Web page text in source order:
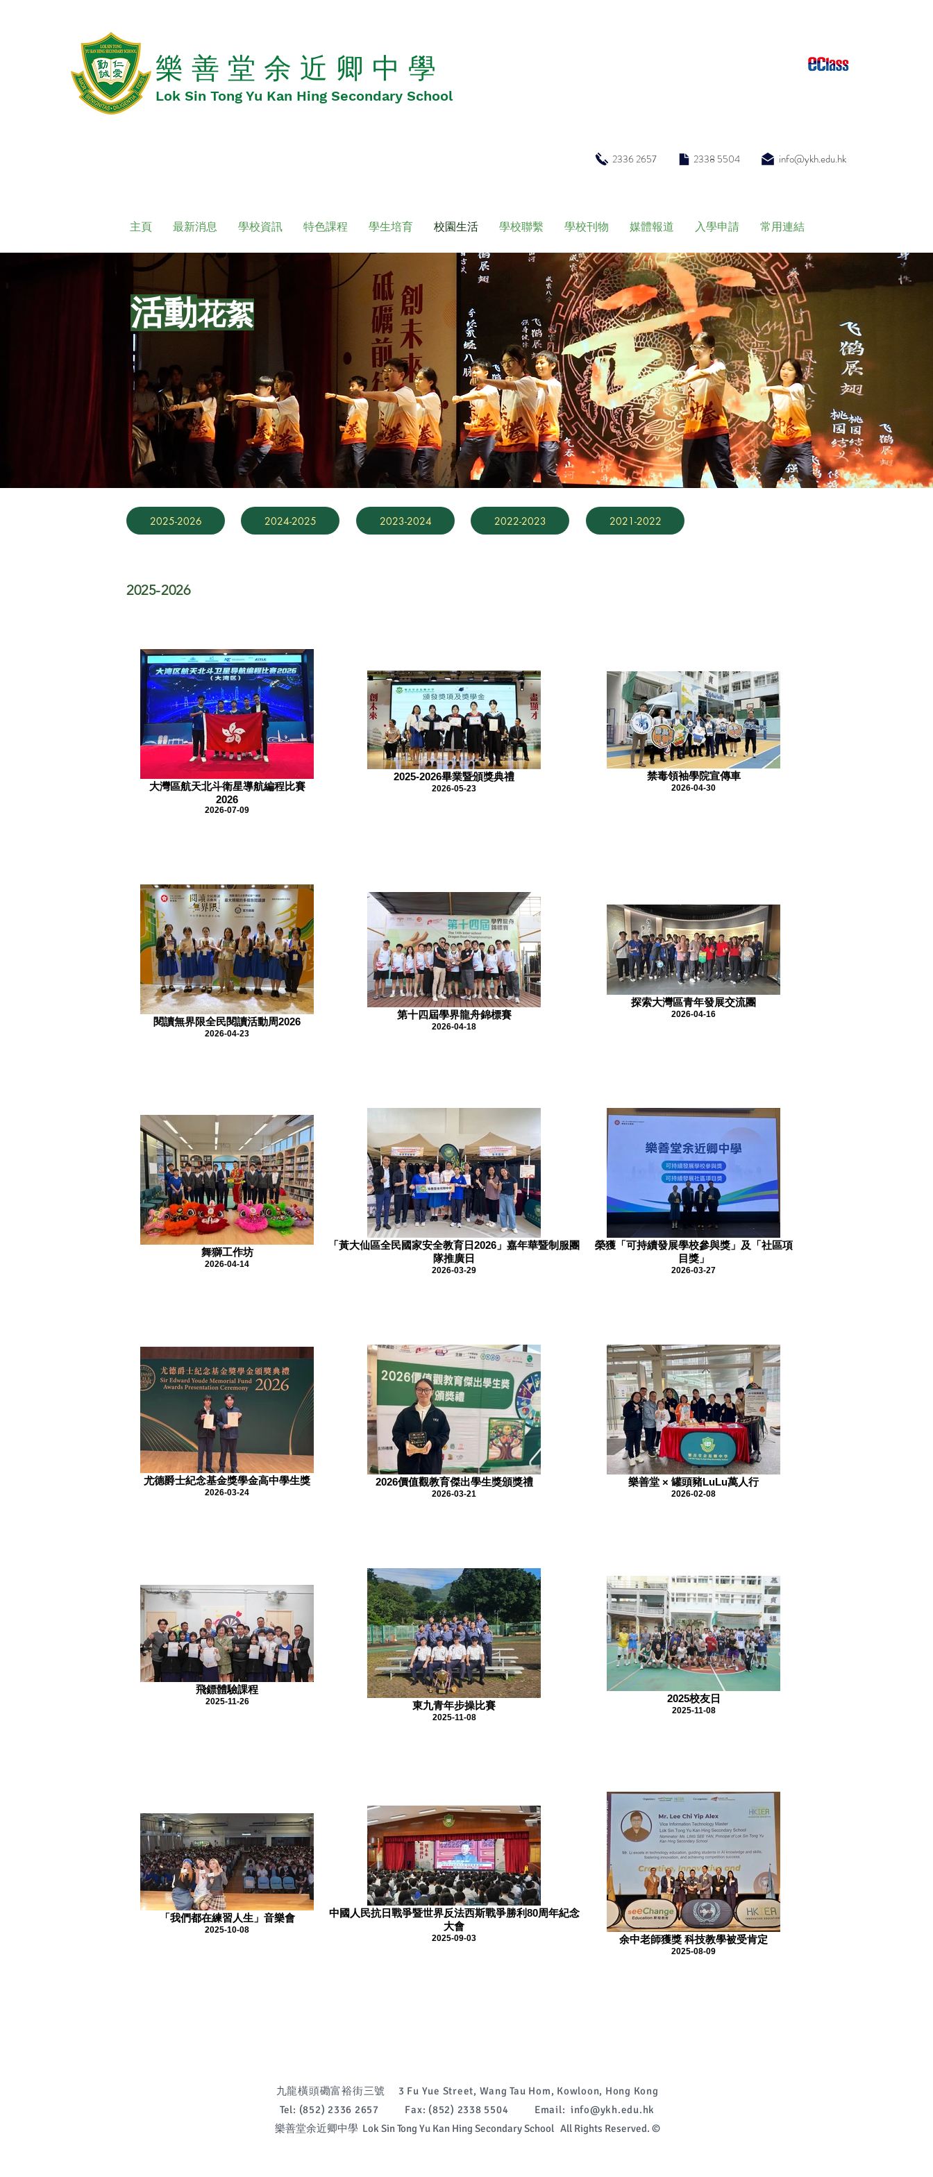
​​樂 善 堂 余 近 卿 中 學
​​Lok Sin Tong Yu Kan Hing Secondary School
2336 2657 2338 5504 info@ykh.edu.hk
主頁 最新消息 學校資訊 特色課程 學生培育 校園生活 學校聯繫 學校刊物 媒體報道 入學申請 常用連結
活動花絮
2025-2026 2024-2025 2023-2024 2022-2023 2021-2022
2025-2026
大灣區航天北斗衛星導航編程比賽
2026
2026-07-09
2025-2026畢業暨頒獎典禮
2026-05-23
禁毒領袖學院宣傳車
2026-04-30
閱讀無界限全民閱讀活動周2026
2026-04-23
第十四屆學界龍舟錦標賽
2026-04-18
探索大灣區青年發展交流團
2026-04-16
舞獅工作坊
2026-04-14
「黃大仙區全民國家安全教育日2026」嘉年華暨制服團
隊推廣日
2026-03-29
榮獲「可持續發展學校參與獎」及「社區項
目獎」
2026-03-27
尤德爵士紀念基金獎學金高中學生獎
2026-03-24
2026價值觀教育傑出學生獎頒獎禮
2026-03-21
樂善堂 × 罐頭豬LuLu萬人行
2026-02-08
飛鏢體驗課程
2025-11-26 東九青年步操比賽
2025-11-08
2025校友日
2025-11-08
「我們都在練習人生」音樂會
2025-10-08
中國人民抗日戰爭暨世界反法西斯戰爭勝利80周年紀念
大會
2025-09-03 余中老師獲獎 科技教學被受肯定
2025-08-09
九龍橫頭磡富裕街三號 3 Fu Yue Street, Wang Tau Hom, Kowloon, Hong Kong
Tel: (852) 2336 2657 Fax: (852) 2338 5504 Email: info@ykh.edu.hk
樂善堂余近卿中學 Lok Sin Tong Yu Kan Hing Secondary School All Rights Reserved. ©